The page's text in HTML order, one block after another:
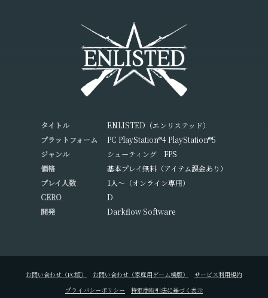
タイトル
ENLISTED（エンリステッド）
プラットフォーム
PC PlayStation®4 PlayStation®5
ジャンル
シューティング FPS
価格
基本プレイ無料（アイテム課金あり）
プレイ人数
1人～（オンライン専用）
CERO
D
開発
Darkflow Software
お問い合わせ（PC版） お問い合わせ（家庭用ゲーム機版）
サービス利用規約
プライバシーポリシー
特定商取引法に基づく表示